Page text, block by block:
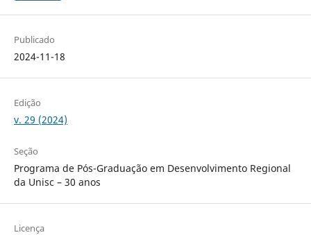
Publicado
2024-11-18
Edição
v. 29 (2024)
Seção
Programa de Pós-Graduação em Desenvolvimento Regional
da Unisc – 30 anos
Licença